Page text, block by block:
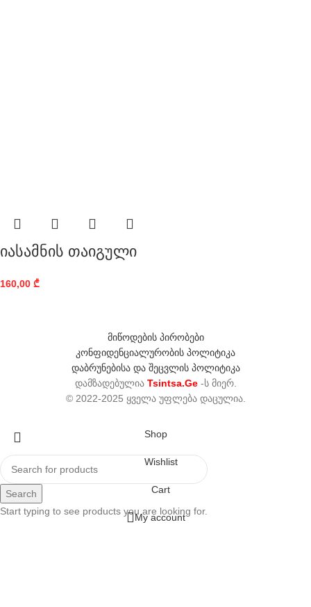
იასამნის თაიგული
160,00 ₾
მიწოდების პირობები
კონფიდენციალურობის პოლიტიკა
დაბრუნებისა და შეცვლის პოლიტიკა
დამზადებულია Tsintsa.Ge -ს მიერ.
© 2022-2025 ყველა უფლება დაცულია.
Search
Start typing to see products you are looking for.
Shop
Wishlist
Cart
My account